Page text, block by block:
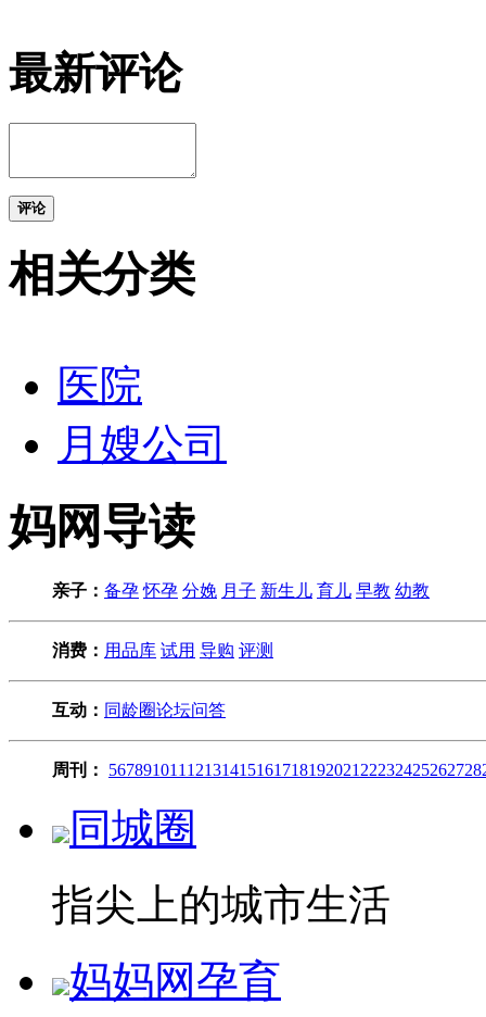
最新评论
评论
相关分类
医院
月嫂公司
妈网导读
亲子： 备孕 怀孕 分娩 月子 新生儿 育儿 早教 幼教
消费： 用品库 试用 导购 评测
互动： 同龄圈论坛问答
周刊： 567891011 12131415161718192021 22232425262728
同城圈
指尖上的城市生活
妈妈网孕育